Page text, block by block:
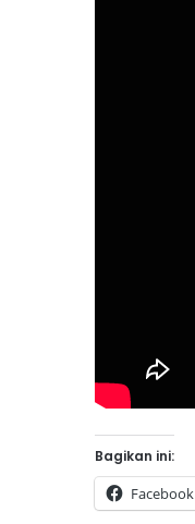
Bagikan ini:
Facebook